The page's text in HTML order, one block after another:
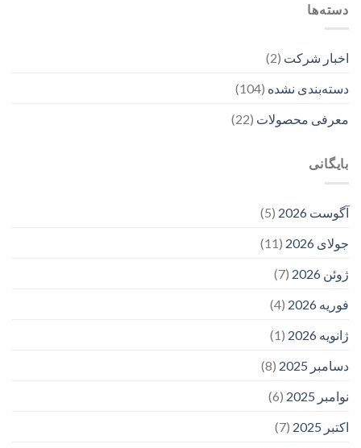
دسته‌ها
اخبار شرکت (2)
دسته‌بندی نشده (104)
معرفی محصولات (22)
بایگانی
آگوست 2026
(5)
جولای 2026
(11)
ژوئن 2026
(7)
فوریه 2026
(4)
ژانویه 2026
(1)
دسامبر 2025
(8)
نوامبر 2025
(6)
اکتبر 2025
(7)